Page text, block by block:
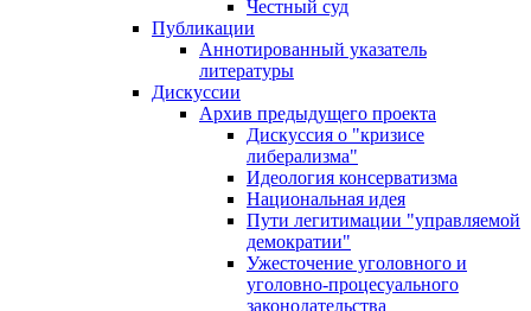
Честный суд
Публикации
Аннотированный указатель
литературы
Дискуссии
Архив предыдущего проекта
Дискуссия о "кризисе
либерализма"
Идеология консерватизма
Национальная идея
Пути легитимации "управляемой
демократии"
Ужесточение уголовного и
уголовно-процесуального
законодательства